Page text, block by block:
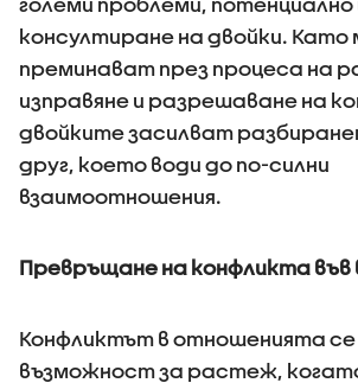
консултиране на двойки.
преминават през процеса на
изправяне и разрешаване на
двойките засилват
друг, което води до по-силни
взаимоотношения.
Превръщане на конфликта
Конфликтът в отношенията
възможност за растеж,